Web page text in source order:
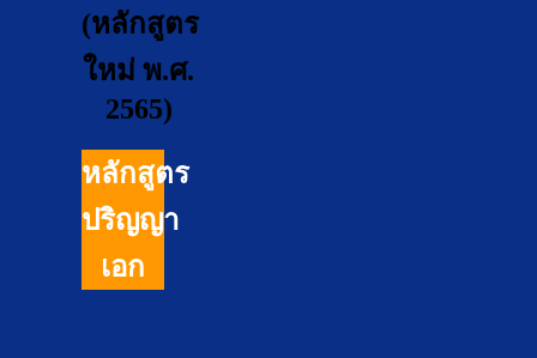
(หลักสูตร
ใหม่ พ.ศ.
2565)
หลักสูตร
ปริญญา
เอก